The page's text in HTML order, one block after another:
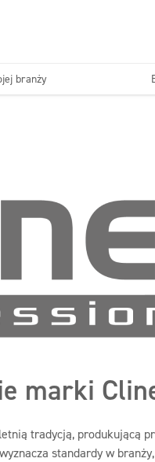
branży
marki
tradycją, produkującą
standardy w